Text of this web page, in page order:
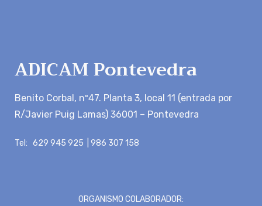
ADICAM Pontevedra
Benito Corbal, nº47. Planta 3, local 11 (entrada por
R/Javier Puig Lamas) 36001 – Pontevedra
Tel: 629 945 925 | 986 307 158
ORGANISMO COLABORADOR: